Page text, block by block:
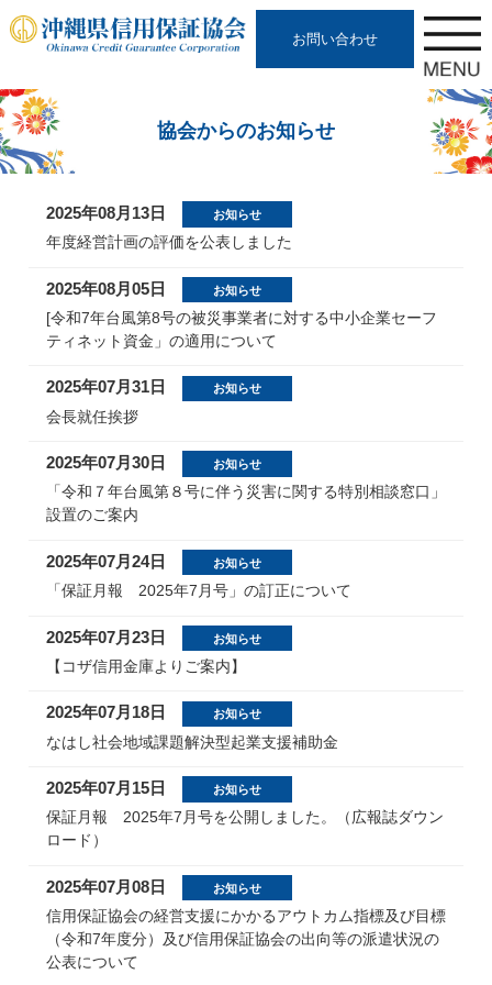
お問い合わせ
協会からのお知らせ
2025年08月13日 お知らせ
年度経営計画の評価を公表しました
2025年08月05日 お知らせ
[令和7年台風第8号の被災事業者に対する中小企業セーフ
ティネット資金」の適用について
2025年07月31日 お知らせ
会長就任挨拶
2025年07月30日 お知らせ
「令和７年台風第８号に伴う災害に関する特別相談窓口」
設置のご案内
2025年07月24日 お知らせ
「保証月報 2025年7月号」の訂正について
2025年07月23日 お知らせ
【コザ信用金庫よりご案内】
2025年07月18日 お知らせ
なはし社会地域課題解決型起業支援補助金
2025年07月15日 お知らせ
保証月報 2025年7月号を公開しました。（広報誌ダウン
ロード）
2025年07月08日 お知らせ
信用保証協会の経営支援にかかるアウトカム指標及び目標
（令和7年度分）及び信用保証協会の出向等の派遣状況の
公表について